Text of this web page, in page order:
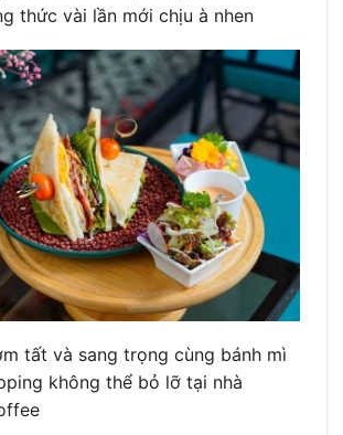
thức vài lần mới chịu à nhen
tất và sang trọng cùng bánh mì
không thể bỏ lỡ tại nhà